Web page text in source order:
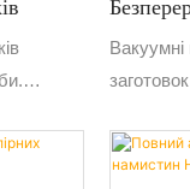
більшу
Золота
золота